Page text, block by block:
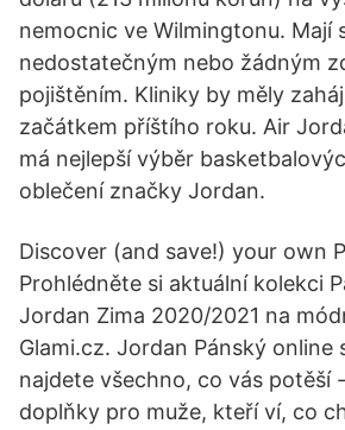
nemocnic ve Wilmingtonu. Mají
nedostatečným nebo žádným
pojištěním. Kliniky by měly
začátkem příštího roku. Air
má nejlepší výběr
oblečení značky Jordan.
Discover (and save!) your own
Prohlédněte si aktuální kolekci
Jordan Zima 2020/2021 na
Glami.cz. Jordan Pánský online
najdete všechno, co vás potěší
doplňky pro muže, kteří ví, co